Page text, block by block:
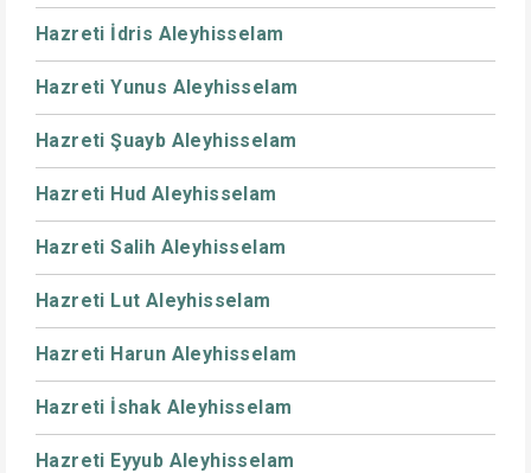
Hazreti İdris Aleyhisselam
Hazreti Yunus Aleyhisselam
Hazreti Şuayb Aleyhisselam
Hazreti Hud Aleyhisselam
Hazreti Salih Aleyhisselam
Hazreti Lut Aleyhisselam
Hazreti Harun Aleyhisselam
Hazreti İshak Aleyhisselam
Hazreti Eyyub Aleyhisselam